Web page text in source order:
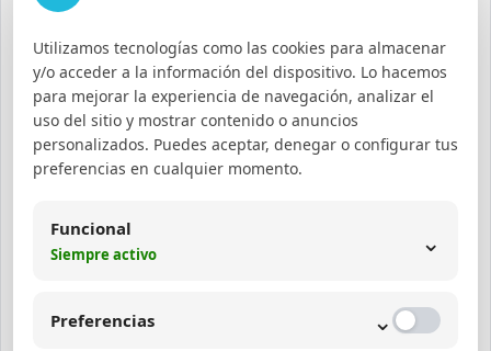
agencia SEO en Colombia
Barranquilla.
Errores comunes en la
gestión de metadatos
vacías, perdiendo oportunidad de atraer clics.
Duplicar meta titles en varias páginas, lo que
Ignorar la optimización de metadatos para
Utilizamos tecnologías como las cookies para almacenar
y/o acceder a la información del dispositivo. Lo hacemos
para mejorar la experiencia de navegación, analizar el
uso del sitio y mostrar contenido o anuncios
personalizados. Puedes aceptar, denegar o configurar tus
preferencias en cualquier momento.
Funcional
Siempre activo ⌄
Preferencias ⌄